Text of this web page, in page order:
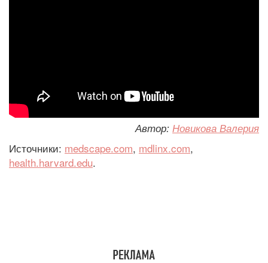
Автор: Новикова Валерия
Источники: medscape.com, mdlinx.com,
health.harvard.edu.